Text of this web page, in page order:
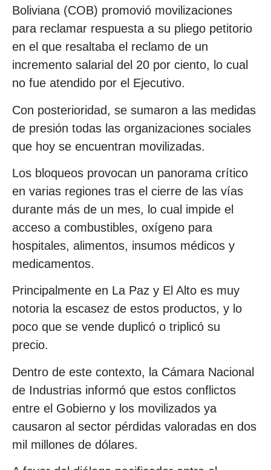
Boliviana (COB) promovió movilizaciones
para reclamar respuesta a su pliego petitorio
en el que resaltaba el reclamo de un
incremento salarial del 20 por ciento, lo cual
no fue atendido por el Ejecutivo.
Con posterioridad, se sumaron a las medidas
de presión todas las organizaciones sociales
que hoy se encuentran movilizadas.
Los bloqueos provocan un panorama crítico
en varias regiones tras el cierre de las vías
durante más de un mes, lo cual impide el
acceso a combustibles, oxígeno para
hospitales, alimentos, insumos médicos y
medicamentos.
Principalmente en La Paz y El Alto es muy
notoria la escasez de estos productos, y lo
poco que se vende duplicó o triplicó su
precio.
Dentro de este contexto, la Cámara Nacional
de Industrias informó que estos conflictos
entre el Gobierno y los movilizados ya
causaron al sector pérdidas valoradas en dos
mil millones de dólares.